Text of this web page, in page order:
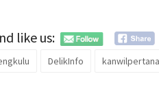
like us:
DelikInfo